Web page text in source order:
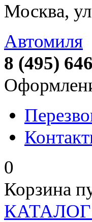
Москва,
Автомиля
8 (495)
0
Корзина